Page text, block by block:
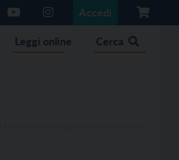
Accedi
Leggi online Cerca